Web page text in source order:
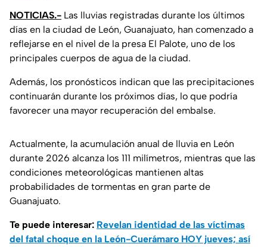
NOTICIAS.- Las lluvias registradas durante los últimos
días en la ciudad de León, Guanajuato, han comenzado a
reflejarse en el nivel de la presa El Palote, uno de los
principales cuerpos de agua de la ciudad.
Además, los pronósticos indican que las precipitaciones
continuarán durante los próximos días, lo que podría
favorecer una mayor recuperación del embalse.
Actualmente, la acumulación anual de lluvia en León
durante 2026 alcanza los 111 milímetros, mientras que las
condiciones meteorológicas mantienen altas
probabilidades de tormentas en gran parte de
Guanajuato.
Te puede interesar: Revelan identidad de las víctimas
del fatal choque en la León-Cuerámaro HOY jueves; así